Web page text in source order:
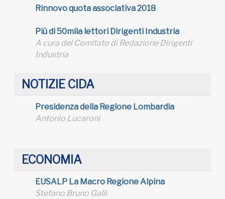
Rinnovo quota associativa 2018
Più di 50mila lettori Dirigenti Industria
A cura del Comitato di Redazione Dirigenti
Industria
NOTIZIE CIDA
Presidenza della Regione Lombardia
Antonio Lucaroni
ECONOMIA
EUSALP La Macro Regione Alpina
Stefano Bruno Galli